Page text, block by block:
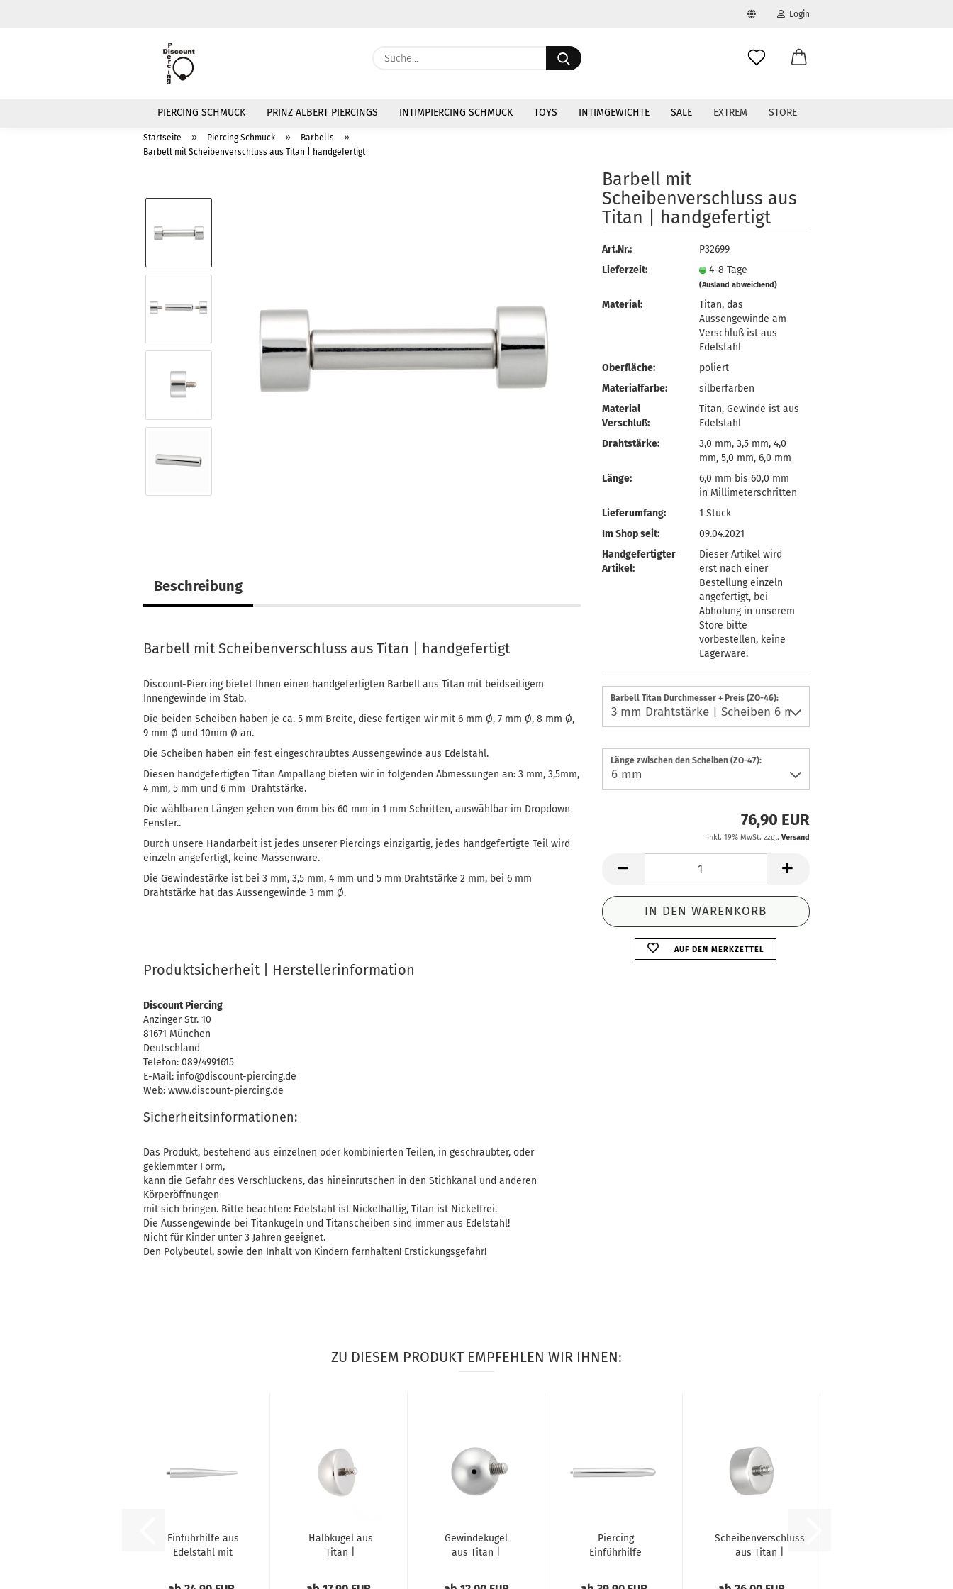
Währung auswählen
Login
Konto erstellen
Suche...
PIERCING SCHMUCK PRINZ ALBERT PIERCINGS INTIMPIERCING SCHMUCK TOYS INTIMGEWICHTE SALE EXTREM STORE
Startseite » Piercing Schmuck » Barbells »
Barbell mit Scheibenverschluss aus Titan | handgefertigt
Barbell mit
Scheibenverschluss aus
Titan | handgefertigt
Art.Nr.:
P32699
Lieferzeit:
4-8 Tage
(Ausland abweichend)
Material:
Titan, das
Aussengewinde am
Verschluß ist aus
Edelstahl
Oberfläche:
poliert
Materialfarbe:
silberfarben
Material
Verschluß:
Titan, Gewinde ist aus
Edelstahl
Drahtstärke:
3,0 mm, 3,5 mm, 4,0
mm, 5,0 mm, 6,0 mm
Länge:
6,0 mm bis 60,0 mm
in Millimeterschritten
Lieferumfang:
1 Stück
Im Shop seit:
09.04.2021
Handgefertigter
Artikel:
Dieser Artikel wird
erst nach einer
Bestellung einzeln
angefertigt, bei
Abholung in unserem
Store bitte
vorbestellen, keine
Lagerware.
Barbell Titan Durchmesser + Preis (ZO-46):
Länge zwischen den Scheiben (ZO-47):
76,90 EUR
inkl. 19% MwSt. zzgl. Versand
AUF DEN MERKZETTEL
Beschreibung
Barbell mit Scheibenverschluss aus Titan | handgefertigt
Discount-Piercing bietet Ihnen einen handgefertigten Barbell aus Titan mit beidseitigem
Innengewinde im Stab.
Die beiden Scheiben haben je ca. 5 mm Breite, diese fertigen wir mit 6 mm Ø, 7 mm Ø, 8 mm Ø,
9 mm Ø und 10mm Ø an.
Die Scheiben haben ein fest eingeschraubtes Aussengewinde aus Edelstahl.
Diesen handgefertigten Titan Ampallang bieten wir in folgenden Abmessungen an: 3 mm, 3,5mm,
4 mm, 5 mm und 6 mm Drahtstärke.
Die wählbaren Längen gehen von 6mm bis 60 mm in 1 mm Schritten, auswählbar im Dropdown
Fenster..
Durch unsere Handarbeit ist jedes unserer Piercings einzigartig, jedes handgefertigte Teil wird
einzeln angefertigt, keine Massenware.
Die Gewindestärke ist bei 3 mm, 3,5 mm, 4 mm und 5 mm Drahtstärke 2 mm, bei 6 mm
Drahtstärke hat das Aussengewinde 3 mm Ø.
Produktsicherheit | Herstellerinformation
Discount Piercing
Anzinger Str. 10
81671 München
Deutschland
Telefon: 089/4991615
E-Mail: info@discount-piercing.de
Web: www.discount-piercing.de
Sicherheitsinformationen:
Das Produkt, bestehend aus einzelnen oder kombinierten Teilen, in geschraubter, oder
geklemmter Form,
kann die Gefahr des Verschluckens, das hineinrutschen in den Stichkanal und anderen
Körperöffnungen
mit sich bringen. Bitte beachten: Edelstahl ist Nickelhaltig, Titan ist Nickelfrei.
Die Aussengewinde bei Titankugeln und Titanscheiben sind immer aus Edelstahl!
Nicht für Kinder unter 3 Jahren geeignet.
Den Polybeutel, sowie den Inhalt von Kindern fernhalten! Erstickungsgefahr!
ZU DIESEM PRODUKT EMPFEHLEN WIR IHNEN:
Einführhilfe aus
Edelstahl mit
Halbkugel aus
Titan |
Gewindekugel
aus Titan |
Piercing
Einführhilfe
Aussengewinde...
Scheibenverschluss
aus Titan |